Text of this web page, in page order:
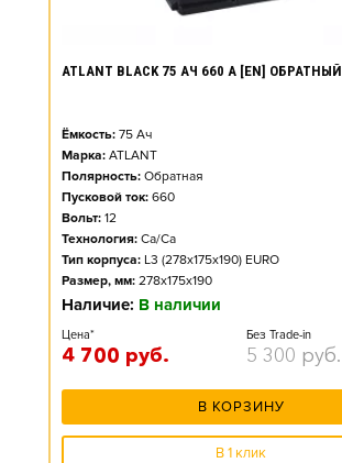
ATLANT BLACK 75 АЧ 660 А [EN] ОБРАТНЫЙ
Ёмкость: 75 Ач
Марка: ATLANT
Полярность: Обратная
Пусковой ток: 660
Вольт: 12
Технология: Ca/Ca
Тип корпуса: L3 (278x175x190) EURO
Размер, мм: 278x175x190
Наличие: В наличии
Цена*
4 700 руб.
Без Trade-in
5 300 руб.
В КОРЗИНУ
В 1 клик